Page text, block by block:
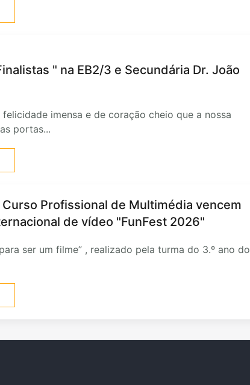
" na EB2/3 e Secundária Dr. João
felicidade imensa e de coração cheio que a nossa
portas...
Profissional de Multimédia vencem
de vídeo "FunFest 2026"
ser um filme” , realizado pela turma do 3.º ano do